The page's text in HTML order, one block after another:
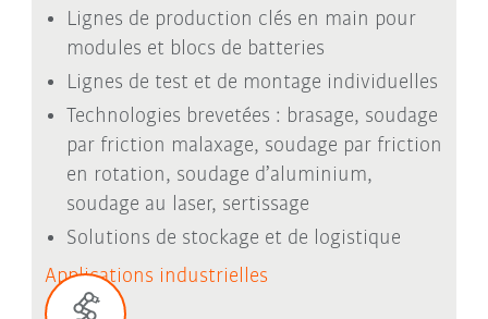
Lignes de production clés en main pour
modules et blocs de batteries
Lignes de test et de montage individuelles
Technologies brevetées : brasage, soudage
par friction malaxage, soudage par friction
en rotation, soudage d’aluminium,
soudage au laser, sertissage
Solutions de stockage et de logistique
Applications industrielles